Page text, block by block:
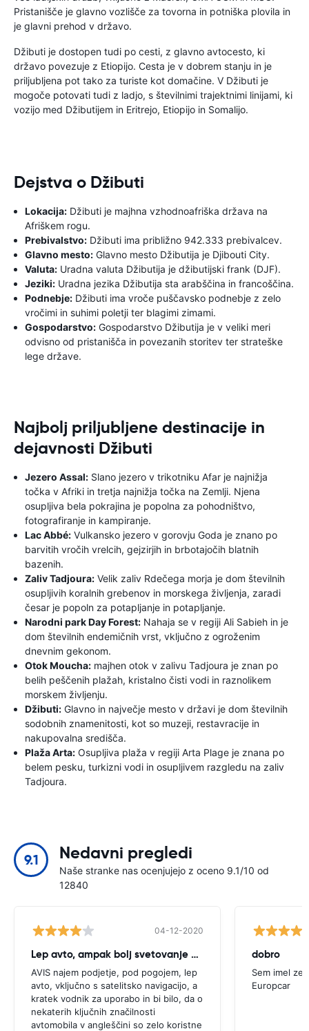
Pristanišče je glavno vozlišče za tovorna in potniška plovila in
je glavni prehod v državo.
Džibuti je dostopen tudi po cesti, z glavno avtocesto, ki
državo povezuje z Etiopijo. Cesta je v dobrem stanju in je
priljubljena pot tako za turiste kot domačine. V Džibuti je
mogoče potovati tudi z ladjo, s številnimi trajektnimi linijami, ki
vozijo med Džibutijem in Eritrejo, Etiopijo in Somalijo.
Dejstva o Džibuti
Lokacija: Džibuti je majhna vzhodnoafriška država na
Afriškem rogu.
Prebivalstvo: Džibuti ima približno 942.333 prebivalcev.
Glavno mesto: Glavno mesto Džibutija je Djibouti City.
Valuta: Uradna valuta Džibutija je džibutijski frank (DJF).
Jeziki: Uradna jezika Džibutija sta arabščina in francoščina.
Podnebje: Džibuti ima vroče puščavsko podnebje z zelo
vročimi in suhimi poletji ter blagimi zimami.
Gospodarstvo: Gospodarstvo Džibutija je v veliki meri
odvisno od pristanišča in povezanih storitev ter strateške
lege države.
Najbolj priljubljene destinacije in
dejavnosti Džibuti
Jezero Assal: Slano jezero v trikotniku Afar je najnižja
točka v Afriki in tretja najnižja točka na Zemlji. Njena
osupljiva bela pokrajina je popolna za pohodništvo,
fotografiranje in kampiranje.
Lac Abbé: Vulkansko jezero v gorovju Goda je znano po
barvitih vročih vrelcih, gejzirjih in brbotajočih blatnih
bazenih.
Zaliv Tadjoura: Velik zaliv Rdečega morja je dom številnih
osupljivih koralnih grebenov in morskega življenja, zaradi
česar je popoln za potapljanje in potapljanje.
Narodni park Day Forest: Nahaja se v regiji Ali Sabieh in je
dom številnih endemičnih vrst, vključno z ogroženim
dnevnim gekonom.
Otok Moucha: majhen otok v zalivu Tadjoura je znan po
belih peščenih plažah, kristalno čisti vodi in raznolikem
morskem življenju.
Džibuti: Glavno in največje mesto v državi je dom številnih
sodobnih znamenitosti, kot so muzeji, restavracije in
nakupovalna središča.
Plaža Arta: Osupljiva plaža v regiji Arta Plage je znana po
belem pesku, turkizni vodi in osupljivem razgledu na zaliv
Tadjoura.
9.1 Nedavni pregledi
Naše stranke nas ocenjujejo z oceno 9.1/10 od
12840
04-12-2020
Lep avto, ampak bolj svetovanje potrebno
AVIS najem podjetje, pod pogojem, lep
avto, vključno s satelitsko navigacijo, a
kratek vodnik za uporabo in bi bilo, da o
nekaterih ključnih značilnosti
avtomobila v angleščini so zelo koristne
dobro
Sem imel
Europcar